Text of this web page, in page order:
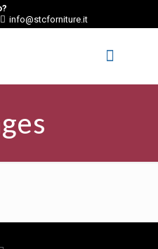
info@stcforniture.it